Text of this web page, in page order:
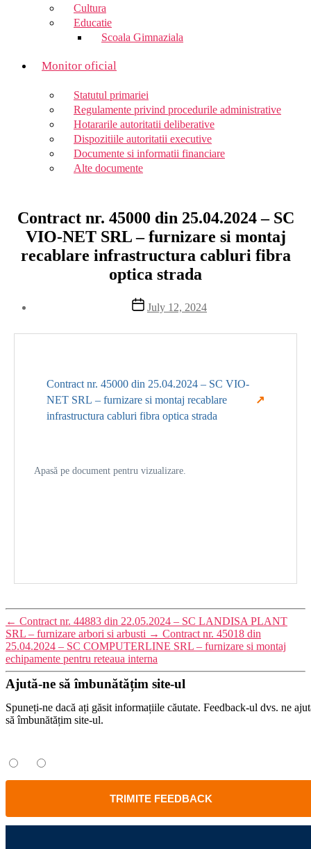
Cultura
Educatie
Scoala Gimnaziala
Monitor oficial
Statutul primariei
Regulamente privind procedurile administrative
Hotararile autoritatii deliberative
Dispozitiile autoritatii executive
Documente si informatii financiare
Alte documente
Contract nr. 45000 din 25.04.2024 – SC
VIO-NET SRL – furnizare si montaj
recablare infrastructura cabluri fibra
optica strada
Post
date
July 12, 2024
Contract nr. 45000 din 25.04.2024 – SC VIO-
NET SRL – furnizare si montaj recablare
infrastructura cabluri fibra optica strada
Apasă pe document pentru vizualizare.
← Contract nr. 44883 din 22.05.2024 – SC LANDISA PLANT
SRL – furnizare arbori si arbusti → Contract nr. 45018 din
25.04.2024 – SC COMPUTERLINE SRL – furnizare si montaj
echipamente pentru reteaua interna
Ajută-ne să îmbunătățim site-ul
Spuneți-ne dacă ați găsit informațiile căutate. Feedback-ul dvs. ne
să îmbunătățim site-ul.
TRIMITE FEEDBACK